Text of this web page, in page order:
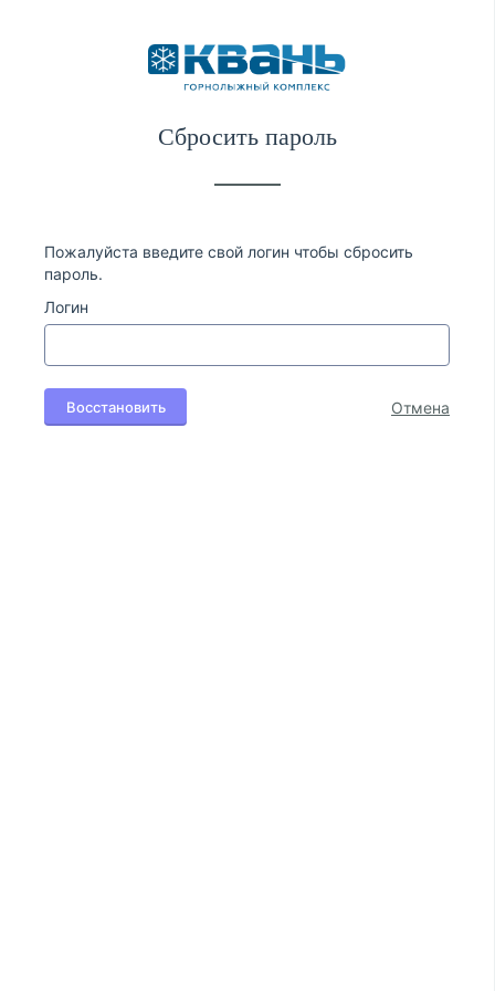
Сбросить пароль
Пожалуйста введите свой логин чтобы сбросить
пароль.
Логин
Восстановить Отмена